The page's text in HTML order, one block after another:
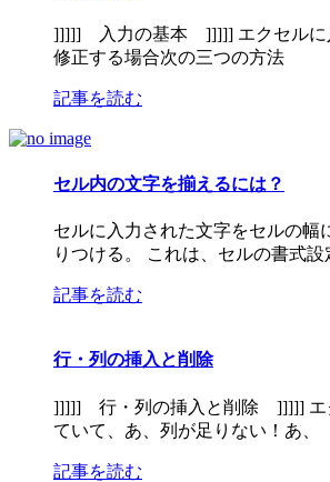
]]]]] 入力の基本 ]]]]] エクセルに
修正する場合次の三つの方法
記事を読む
セル内の文字を揃えるには？
セルに入力された文字をセルの幅
りつける。 これは、セルの書式
記事を読む
行・列の挿入と削除
]]]]] 行・列の挿入と削除 ]]]]] エ
ていて、あ、列が足りない！あ、
記事を読む